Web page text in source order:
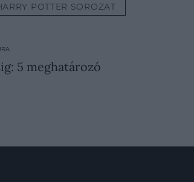
POTTER SOROZAT
5 meghatározó